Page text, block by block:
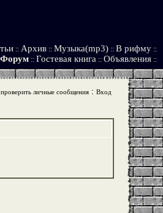
:: Архив :: Музыка(mp3) :: В рифму ::
Форум :: Гостевая книга :: Объявления ::
личные сообщения: Вход